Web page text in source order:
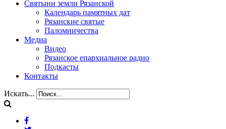
Святыни земли Рязанской
Календарь памятных дат
Рязанские святые
Паломничества
Медиа
Видео
Рязанское епархиальное радио
Подкасты
Контакты
Искать...